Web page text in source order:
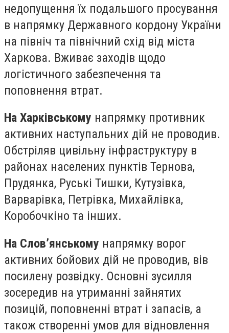
недопущення їх подальшого просування
в напрямку Державного кордону України
на північ та північний схід від міста
Харкова. Вживає заходів щодо
логістичного забезпечення та
поповнення втрат.
На Харківському напрямку противник
активних наступальних дій не проводив.
Обстріляв цивільну інфраструктуру в
районах населених пунктів Тернова,
Прудянка, Руські Тишки, Кутузівка,
Варварівка, Петрівка, Михайлівка,
Коробочкіно та інших.
На Слов’янському напрямку ворог
активних бойових дій не проводив, вів
посилену розвідку. Основні зусилля
зосередив на утриманні зайнятих
позицій, поповненні втрат і запасів, а
також створенні умов для відновлення